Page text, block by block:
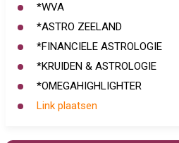
*WVA
*ASTRO ZEELAND
*FINANCIELE ASTROLOGIE
*KRUIDEN & ASTROLOGIE
*OMEGAHIGHLIGHTER
Link plaatsen